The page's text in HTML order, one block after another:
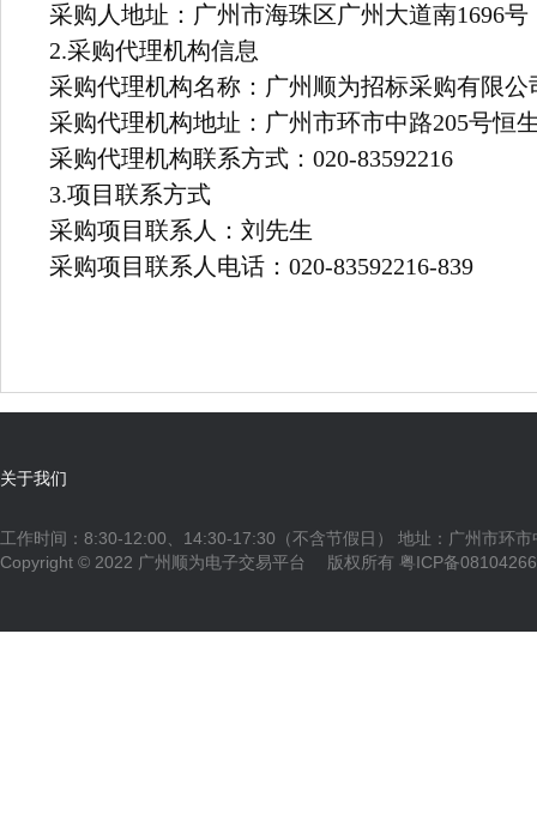
采购人地址：广州市海珠区广州大道南1696号
2.采购代理机构信息
采购代理机构名称：广州顺为招标采购有限公
采购代理机构地址：广州市环市中路205号恒
采购代理机构联系方式：020-83592216
3.项目联系方式
采购项目联系人：刘先生
采购项目联系人电话：020-83592216-839
关于我们
工作时间：8:30-12:00、14:30-17:30（不含节假日） 地址：广州市环
Copyright © 2022 广州顺为电子交易平台 版权所有 粤ICP备